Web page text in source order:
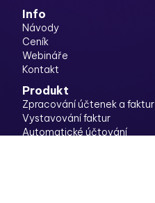
Info
Návody
Ceník
Webináře
Kontakt
Produkt
Zpracování účtenek a faktur
Vystavování faktur
Automatické účtování